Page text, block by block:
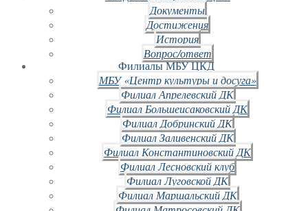
Документы
Достижения
История
Вопрос/ответ
Филиалы МБУ ЦКД
МБУ «Центр культуры и досуга»
Филиал Апрелевский ДК
Филиал Большеисаковский ДК
Филиал Добринский ДК
Филиал Заливенский ДК
Филиал Константиновский ДК
Филиал Лесновский клуб
Филиал Луговской ДК
Филиал Маршальский ДК